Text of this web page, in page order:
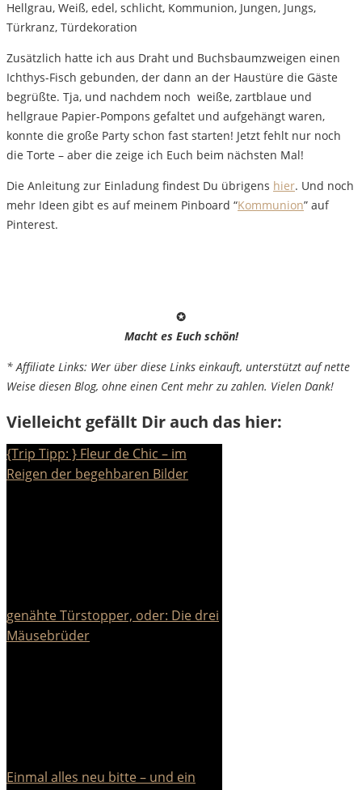
Zusätzlich hatte ich aus Draht und Buchsbaumzweigen einen
Ichthys-Fisch gebunden, der dann an der Haustüre die Gäste
begrüßte. Tja, und nachdem noch weiße, zartblaue und
hellgraue Papier-Pompons gefaltet und aufgehängt waren,
konnte die große Party schon fast starten! Jetzt fehlt nur noch
die Torte – aber die zeige ich Euch beim nächsten Mal!
Die Anleitung zur Einladung findest Du übrigens hier. Und noch
mehr Ideen gibt es auf meinem Pinboard “Kommunion” auf
Pinterest.
✪
Macht es Euch schön!
* Affiliate Links: Wer über diese Links einkauft, unterstützt auf nette
Weise diesen Blog, ohne einen Cent mehr zu zahlen. Vielen Dank!
Vielleicht gefällt Dir auch das hier:
{Trip Tipp: } Fleur de Chic – im
Reigen der begehbaren Bilder
genähte Türstopper, oder: Die drei
Mäusebrüder
Einmal alles neu bitte – und ein